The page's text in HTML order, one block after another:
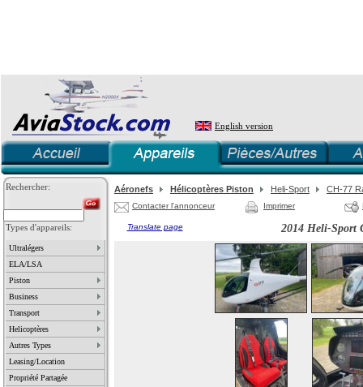
English version
Rechercher:
Types d'appareils:
Ultralégers
ELA/LSA
Piston
Business
Transport
Helicoptères
Autres Types
Leasing/Location
Propriété Partagée
Aéronefs Hélicoptères Piston Heli-Sport CH-77
Contacter l'annonceur Imprimer
2014 Heli-Sport
Translate page